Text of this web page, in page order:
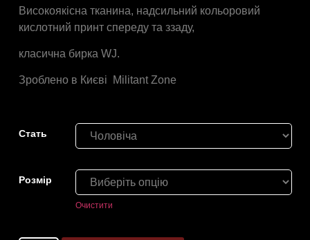
Високоякісна тканина, надсильний кольоровий
кислотний принт спереду та ззаду,
класична бирка WJ.
Зроблено в Києві Militant Zone
Стать
Розмiр
Очистити